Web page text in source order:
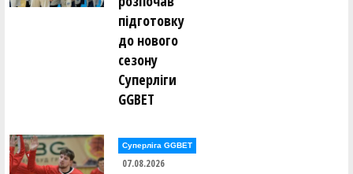
підготовку
до нового
сезону
Суперліги
GGBET
Суперліга GGBET
07.08.2026